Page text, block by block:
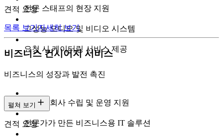
전문 스태프의 현장 지원
고성능 오디오 및 비디오 시스템
요청 시 케이터링 서비스 제공
견적 요청
목록 보기자세히 보기
비즈니스 컨시어지 서비스
비즈니스의 성장과 발전 촉진
전문가 회사 수립 및 운영 지원
전문가가 만든 비즈니스용 IT 솔루션
펼쳐 보기
견적 요청